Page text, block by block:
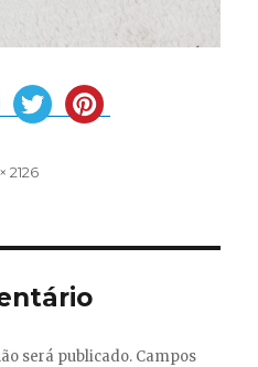
2126
será publicado. Campos